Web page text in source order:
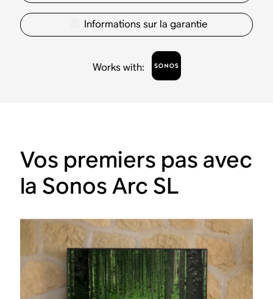
Informations sur la garantie
Works with:
Vos premiers pas avec
la Sonos Arc SL